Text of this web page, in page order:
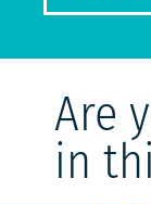
Are
in